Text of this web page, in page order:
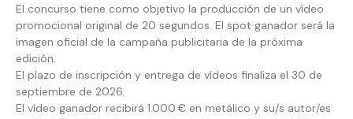
El concurso tiene como objetivo la producción de un vídeo
promocional original de 20 segundos. El spot ganador será la
imagen oficial de la campaña publicitaria de la próxima
edición.
El plazo de inscripción y entrega de vídeos finaliza el 30 de
septiembre de 2026.
El vídeo ganador recibirá 1.000 € en metálico y su/s autor/es